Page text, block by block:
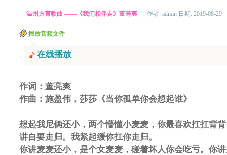
温州方言歌曲 ——《我们相伴走》董亮爽 作者: admin 日期: 2019-08-29
播放音频文件
在线播放
作词：董亮爽
作曲：施盈伟，莎莎《当你孤单你会想起谁》
想起我尼俩还小，两个懵懂小麦麦，你最喜欢扛扛背
讲自要走归。我紧起缓你扛你走归。
你讲麦麦还小，是个女麦麦，碰着坏人你会吃亏。你